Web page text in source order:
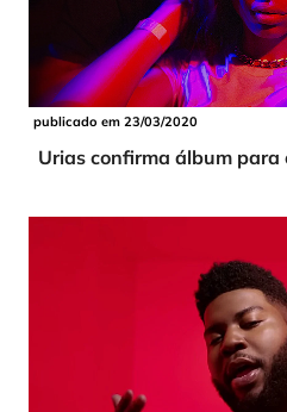
publicado em 23/03/2020
Urias confirma álbum para